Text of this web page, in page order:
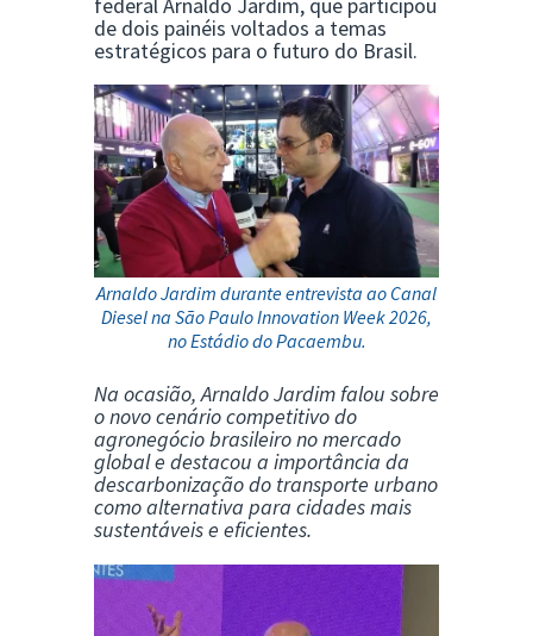
de dois painéis voltados a temas
estratégicos para o futuro do Brasil.
Arnaldo Jardim durante entrevista ao Canal
Diesel na São Paulo Innovation Week 2026,
no Estádio do Pacaembu.
Na ocasião, Arnaldo Jardim falou sobre
o novo cenário competitivo do
agronegócio brasileiro no mercado
global e destacou a importância da
descarbonização do transporte urbano
como alternativa para cidades mais
sustentáveis e eficientes.